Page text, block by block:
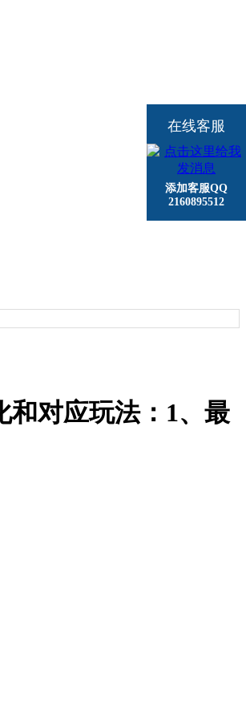
和对应玩法：1、最
在线客服
添加客服QQ
2160895512